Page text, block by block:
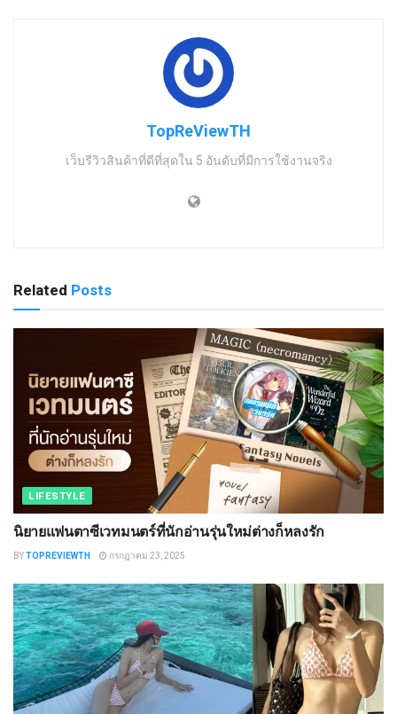
TopReViewTH
เว็บรีวิวสินค้าที่ดีที่สุดใน 5 อันดับที่มีการใช้งานจริง
Related Posts
LIFESTYLE
นิยายแฟนตาซีเวทมนตร์ที่นักอ่านรุ่นใหม่ต่างก็หลงรัก
BYTOPREVIEWTH กรกฎาคม 23, 2025